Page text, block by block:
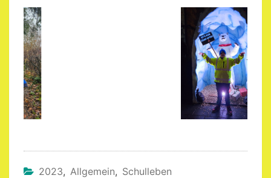
2023, Allgemein, Schulleben